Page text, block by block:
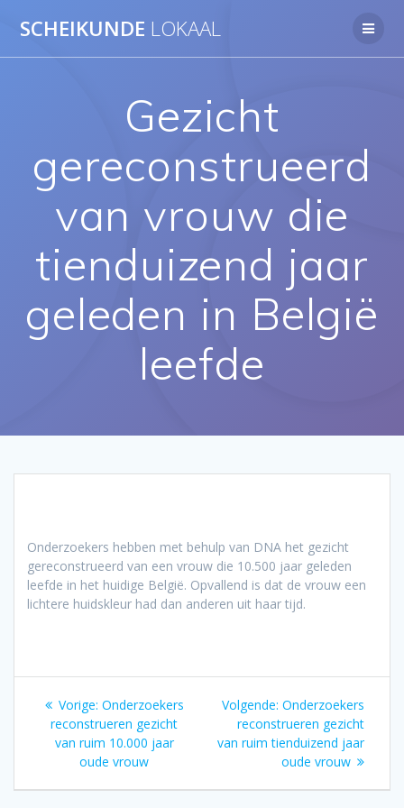
naar
SCHEIKUNDE LOKAAL
Gezicht
gereconstrueerd
van vrouw die
tienduizend jaar
geleden in België
leefde
Onderzoekers hebben met behulp van DNA het gezicht
gereconstrueerd van een vrouw die 10.500 jaar geleden
leefde in het huidige België. Opvallend is dat de vrouw een
lichtere huidskleur had dan anderen uit haar tijd.
Bericht
navigatie
Vorige: Vorig
bericht:
Onderzoekers
reconstrueren gezicht
van ruim 10.000 jaar
oude vrouw
Volgende: Volgend
bericht:
Onderzoekers
reconstrueren gezicht
van ruim tienduizend jaar
oude vrouw